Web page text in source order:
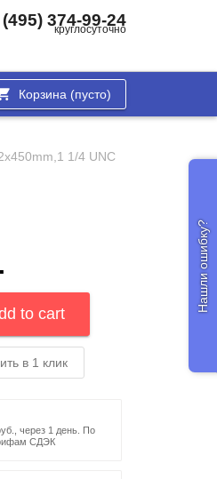
374-99-24
круглосуточно
Корзина (пусто)
1/4 UNC
в 1 клик
через 1 день. По
СДЭК
Нашли ошибку?